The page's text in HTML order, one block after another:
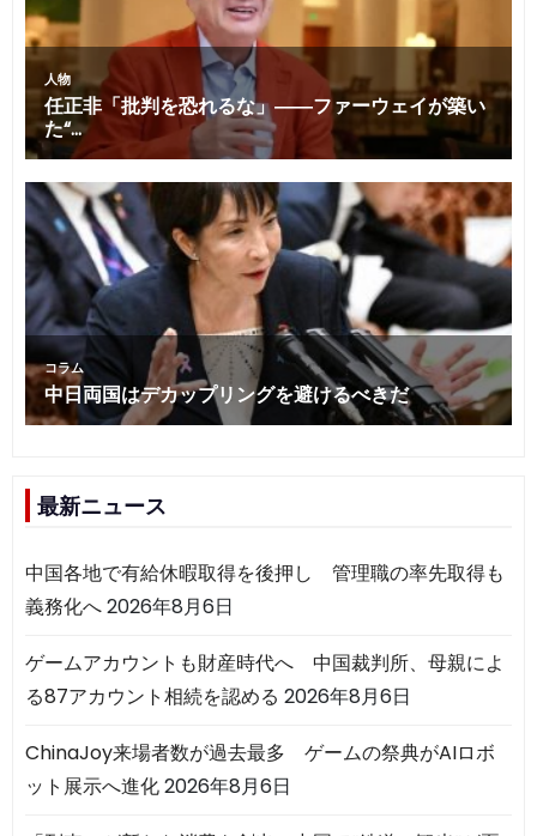
最新ニュース
中国各地で有給休暇取得を後押し 管理職の率先取得も
義務化へ2026年8月6日
ゲームアカウントも財産時代へ 中国裁判所、母親によ
る87アカウント相続を認める 2026年8月6日
ChinaJoy来場者数が過去最多 ゲームの祭典がAIロボ
ット展示へ進化2026年8月6日